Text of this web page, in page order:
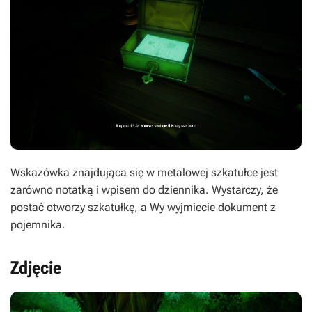
Wskazówka znajdująca się w metalowej szkatułce jest
zarówno notatką i wpisem do dziennika. Wystarczy, że
postać otworzy szkatułkę, a Wy wyjmiecie dokument z
pojemnika.
Zdjęcie